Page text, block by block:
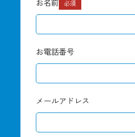
お名前 必須
お電話番号
メールアドレス